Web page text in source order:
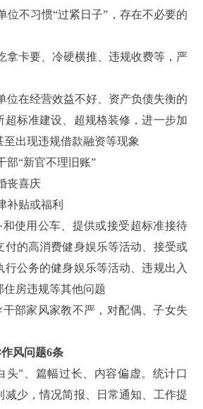
位不习惯“过紧日子”，存在不必要的
拿卡要、冷硬横推、违规收费等，严
位在经营效益不好、资产负债失衡的
超标准建设、超规格装修，进一步加
出现违规借款融资等现象
部“新官不理旧账”
丧喜庆
补贴或福利
和使用公车、提供或接受超标准接待
付的高消费健身娱乐等活动、接受或
行公务的健身娱乐等活动、违规出入
房违规等其他问题
干部家风家教不严，对配偶、子女失
作风问题6条
头”、篇幅过长、内容偏虚。统计口
减少，情况简报、日常通知、工作提